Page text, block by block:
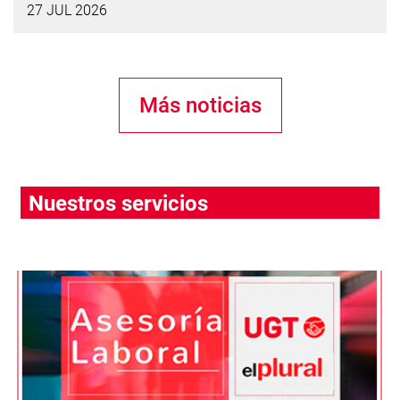
27 JUL 2026
Más noticias
Nuestros servicios